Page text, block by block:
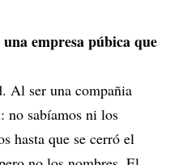
una empresa púbica que
Al ser una compañia
no sabíamos ni los
hasta que se cerró el